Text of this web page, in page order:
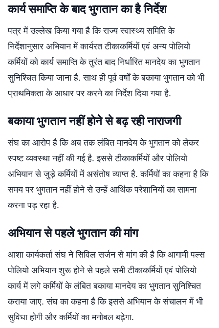
कार्य समाप्ति के बाद भुगतान का है निर्देश
पत्र में उल्लेख किया गया है कि राज्य स्वास्थ्य समिति के
निर्देशानुसार अभियान में कार्यरत टीकाकर्मियों एवं अन्य पोलियो
कर्मियों को कार्य समाप्ति के तुरंत बाद निर्धारित मानदेय का भुगतान
सुनिश्चित किया जाना है. साथ ही पूर्व वर्षों के बकाया भुगतान को भी
प्राथमिकता के आधार पर करने का निर्देश दिया गया है.
बकाया भुगतान नहीं होने से बढ़ रही नाराजगी
संघ का आरोप है कि अब तक लंबित मानदेय के भुगतान को लेकर
स्पष्ट व्यवस्था नहीं की गई है. इससे टीकाकर्मियों और पोलियो
अभियान से जुड़े कर्मियों में असंतोष व्याप्त है. कर्मियों का कहना है कि
समय पर भुगतान नहीं होने से उन्हें आर्थिक परेशानियों का सामना
करना पड़ रहा है.
अभियान से पहले भुगतान की मांग
आशा कार्यकर्ता संघ ने सिविल सर्जन से मांग की है कि आगामी पल्स
पोलियो अभियान शुरू होने से पहले सभी टीकाकर्मियों एवं पोलियो
कार्य में लगे कर्मियों के लंबित बकाया मानदेय का भुगतान सुनिश्चित
कराया जाए. संघ का कहना है कि इससे अभियान के संचालन में भी
सुविधा होगी और कर्मियों का मनोबल बढ़ेगा.